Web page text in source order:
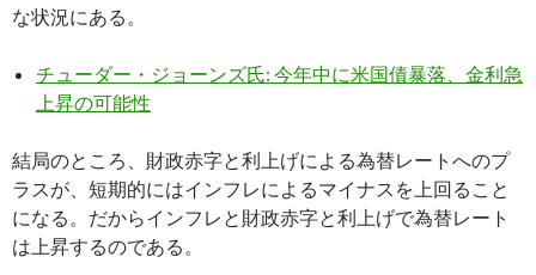
な状況にある。
チューダー・ジョーンズ氏: 今年中に米国債暴落、金利急
上昇の可能性
結局のところ、財政赤字と利上げによる為替レートへのプ
ラスが、短期的にはインフレによるマイナスを上回ること
になる。だからインフレと財政赤字と利上げで為替レート
は上昇するのである。